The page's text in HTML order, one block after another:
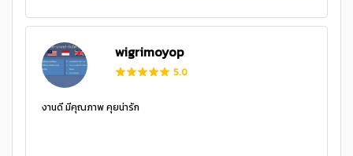
wigrimoyop
5.0
งานดี มีคุณภาพ คุยน่ารัก